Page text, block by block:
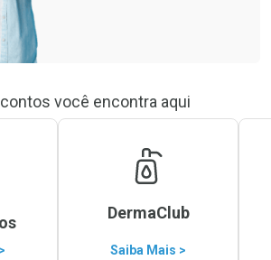
você encontra aqui
DermaClub
Saiba Mais >